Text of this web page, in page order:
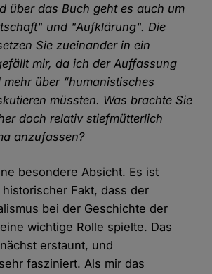
über das Buch geht es auch um
und "Aufklärung". Die
Sie zueinander in ein
mir, da ich der Auffassung
über “humanistisches
müssten. Was brachte Sie
doch relativ stiefmütterlich
anzufassen?
besondere Absicht. Es ist
Fakt, dass der
bei der Geschichte der
wichtige Rolle spielte. Das
erstaunt, und
fasziniert. Als mir das